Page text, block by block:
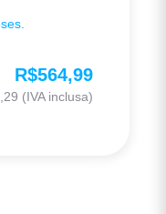
R$564,99
(IVA inclusa)